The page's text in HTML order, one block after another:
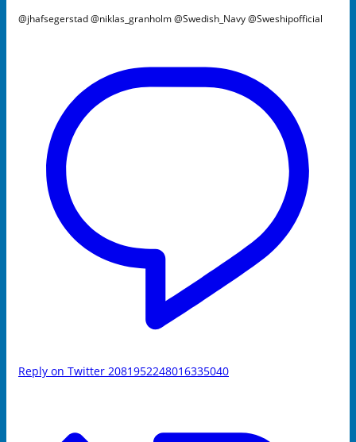
@jhafsegerstad @niklas_granholm @Swedish_Navy @Sweshipofficial
Reply on Twitter 2081952248016335040